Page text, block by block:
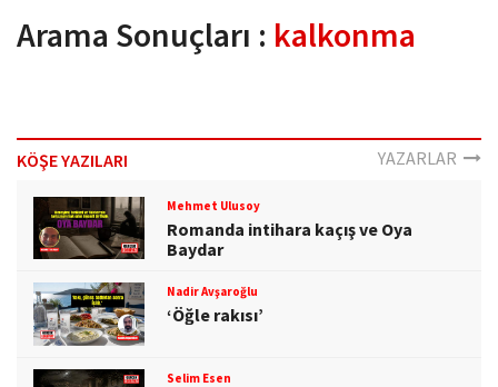
g
o
Arama Sonuçları : kalkonma
KÖŞE YAZILARI YAZARLAR
Mehmet Ulusoy
Romanda intihara kaçış ve Oya
Baydar
Nadir Avşaroğlu
‘Öğle rakısı’
Selim Esen